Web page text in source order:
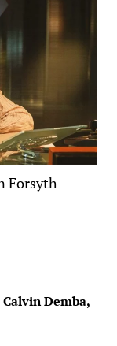
Forsyth
Demba,